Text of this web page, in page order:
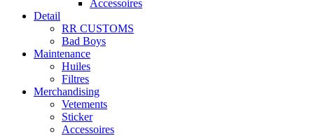
Accessoires
Detail
RR CUSTOMS
Bad Boys
Maintenance
Huiles
Filtres
Merchandising
Vetements
Sticker
Accessoires